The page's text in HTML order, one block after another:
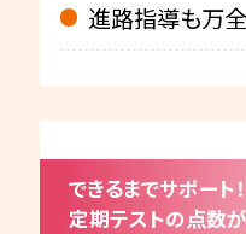
進路指導も万全
できるまでサポート！
定期テストの点数